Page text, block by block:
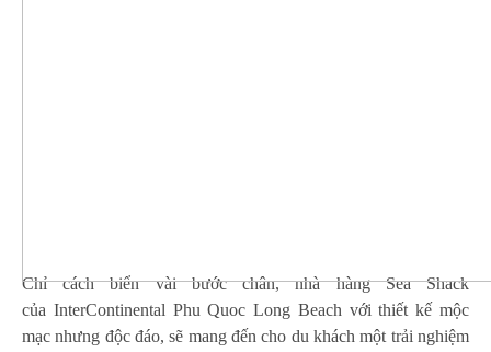
Chỉ cách biển vài bước chân, nhà hàng Sea Shack
của InterContinental Phu Quoc Long Beach với thiết kế mộc
mạc nhưng độc đáo, sẽ mang đến cho du khách một trải nghiệm